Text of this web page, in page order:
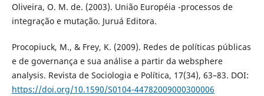
Oliveira, O. M. de. (2003). União Européia -processos de
integração e mutação. Juruá Editora.
Procopiuck, M., & Frey, K. (2009). Redes de políticas públicas
e de governança e sua análise a partir da websphere
analysis. Revista de Sociologia e Política, 17(34), 63–83. DOI:
https://doi.org/10.1590/S0104-44782009000300006